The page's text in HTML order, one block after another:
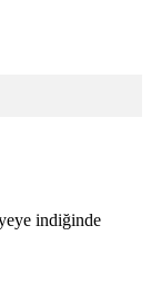
indiğinde